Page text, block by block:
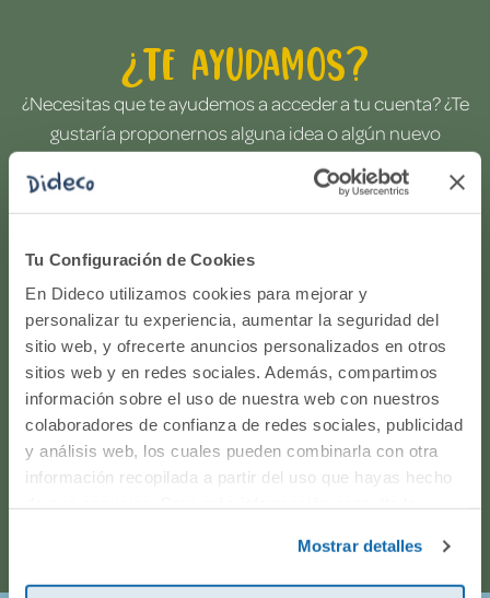
Tu Configuración de Cookies
En Dideco utilizamos cookies para mejorar y
personalizar tu experiencia, aumentar la seguridad del
sitio web, y ofrecerte anuncios personalizados en otros
sitios web y en redes sociales. Además, compartimos
información sobre el uso de nuestra web con nuestros
colaboradores de confianza de redes sociales, publicidad
y análisis web, los cuales pueden combinarla con otra
información recopilada a partir del uso que hayas hecho
Mostrar detalles
¿Te ayudamos?
¿Necesitas que te ayudemos a acceder a tu cuenta? ¿Te
gustaría proponernos alguna idea o algún nuevo
producto? ¿Has realizado un pedido y quieres saber si
todo va viento en popa? Ponte en contacto con
nosotros.
916597360
Correo electrónico
Horario de atención telefónica: de Lunes a Viernes, de
9:00h a 17:00h.